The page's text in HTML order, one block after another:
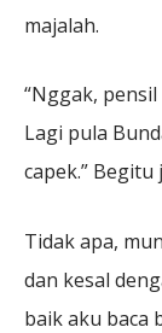
majalah.
“Nggak,
Lagi pula
capek.” Begitu
Tidak apa,
dan kesal
baik aku baca